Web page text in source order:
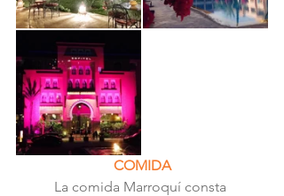
COMIDA
La comida Marroquí consta